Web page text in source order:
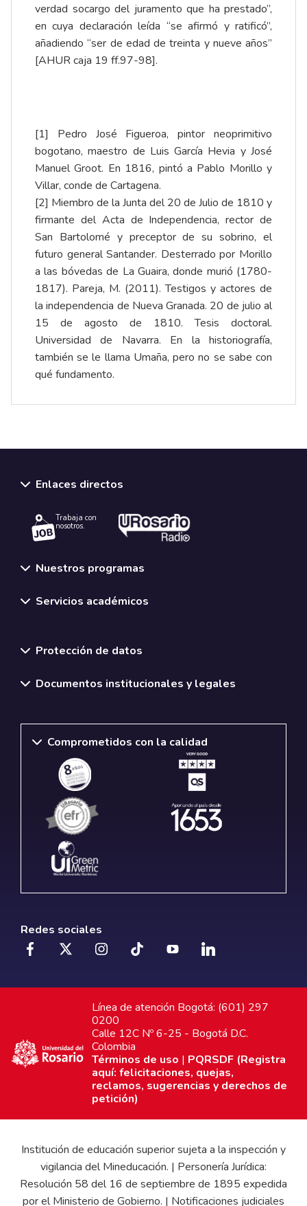
verdad socargo del juramento que ha prestado”,
en cuya declaración leída “se afirmó y ratificó”,
añadiendo “ser de edad de treinta y nueve años”
[AHUR caja 19 ff.97-98].
[1] Pedro José Figueroa, pintor neoprimitivo
bogotano, maestro de Luis García Hevia y José
Manuel Groot. En 1816, pintó a Pablo Morillo y
Villar, conde de Cartagena.
[2] Miembro de la Junta del 20 de Julio de 1810 y
firmante del Acta de Independencia, rector de
San Bartolomé y preceptor de su sobrino, el
futuro general Santander. Desterrado por Morillo
a las bóvedas de La Guaira, donde murió (1780-
1817). Pareja, M. (2011). Testigos y actores de
la independencia de Nueva Granada. 20 de julio al
15 de agosto de 1810.Tesis doctoral.
Universidad de Navarra. En la historiografía,
también se le llama Umaña, pero no se sabe con
qué fundamento.
Enlaces directos
Trabaja con
nosotros.
Nuestros programas
Servicios académicos
Protección de datos
Documentos institucionales y legales
Comprometidos con la calidad
Redes sociales
Línea de atención Bogotá: (601) 297
0200
Calle 12C Nº 6-25 - Bogotá D.C.
Colombia
Términos de uso | PQRSDF (Registra
aquí: felicitaciones, quejas,
reclamos, sugerencias y derechos de
petición)
Institución de educación superior sujeta a la inspección y
vigilancia del Mineducación. | Personería Jurídica:
Resolución 58 del 16 de septiembre de 1895 expedida
por el Ministerio de Gobierno. | Notificaciones judiciales